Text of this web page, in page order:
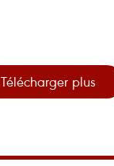
Télécharger plus